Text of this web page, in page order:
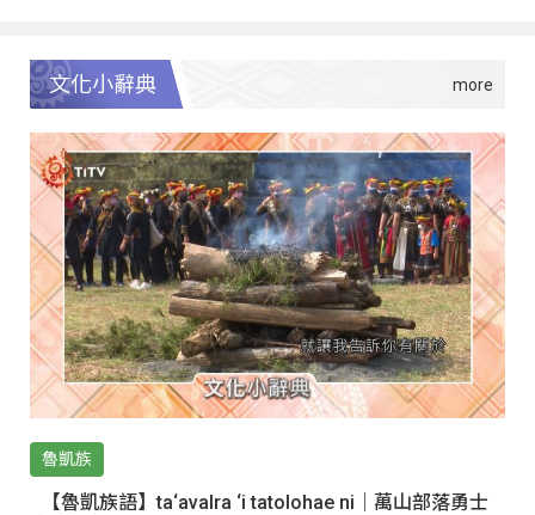
文化小辭典
魯凱族
【魯凱族語】ta‘avalra ‘i tatolohae ni｜萬山部落勇士